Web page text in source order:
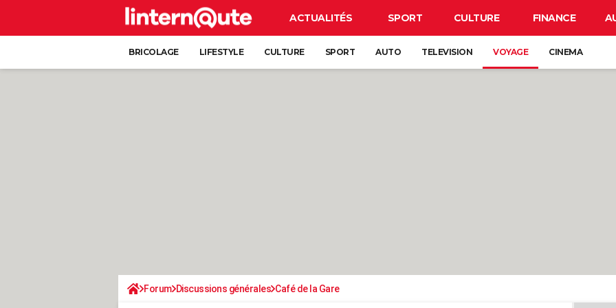
ACTUALITÉS SPORT CULTURE FINANCE
BRICOLAGE LIFESTYLE CULTURE SPORT AUTO TELEVISION VOYAGE CINEMA
Forum Discussions générales Café de la Gare